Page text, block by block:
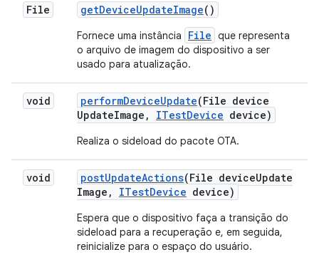
File getDeviceUpdateImage()
Fornece uma instância File que representa
o arquivo de imagem do dispositivo a ser
usado para atualização.
void performDeviceUpdate(File device
UpdateImage , ITestDevice device)
Realiza o sideload do pacote OTA.
void postUpdateActions(File deviceUpdate
Image , ITestDevice device)
Espera que o dispositivo faça a transição do
sideload para a recuperação e, em seguida,
reinicialize para o espaço do usuário.